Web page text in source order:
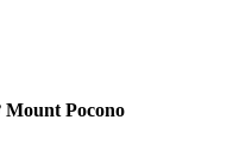
Mount Pocono